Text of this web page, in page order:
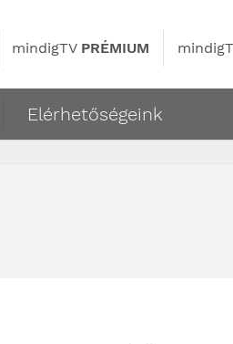
mindigTV PRÉMIUM
Elérhetőségeink